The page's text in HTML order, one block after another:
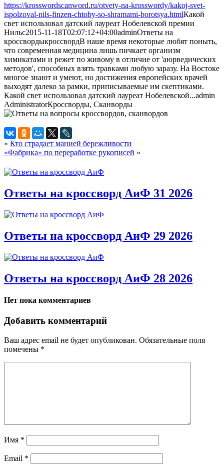
https://krosswordscanword.ru/otvety-na-krosswordy/kakoj-svet-
ispolzoval-nils-finzen-chtoby-so-shramami-borotsya.htmlКакой
свет использовал датский лауреат Нобелевской премии
Нильс2015-11-18T02:07:12+04:00adminОтветы на
кроссвордыкроссвордВ наше время некоторые любят поныть,
что современная медицина лишь пичкает организм
химикатами и режет по живому в отличие от 'аюрведических
методов', способных взять травками любую заразу. На Востоке
многое знают и умеют, но достижения европейских врачей
выходят далеко за рамки, приписываемые им скептиками.
Какой свет использовал датский лауреат Нобелевской...admin
AdministratorКроссворды, Сканворды
« Кто страдает манией бережливости
«Фабрика» по переработке рукописей »
Ответы на кроссворд АиФ 31 2026
Ответы на кроссворд АиФ 29 2026
Ответы на кроссворд АиФ 28 2026
Нет пока комментариев
Добавить комментарий
Ваш адрес email не будет опубликован. Обязательные поля
помечены *
Имя *
Email *